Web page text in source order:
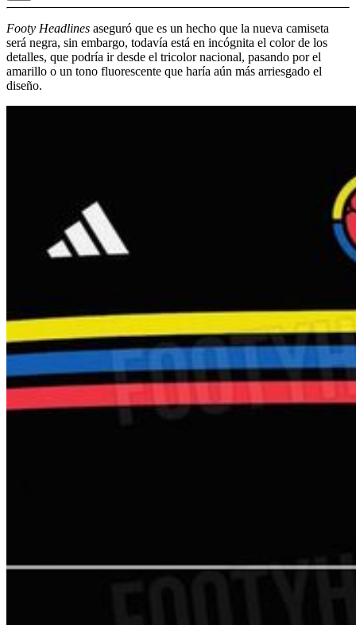
Footy Headlines aseguró que es un hecho que la nueva camiseta
será negra, sin embargo, todavía está en incógnita el color de los
detalles, que podría ir desde el tricolor nacional, pasando por el
amarillo o un tono fluorescente que haría aún más arriesgado el
diseño.